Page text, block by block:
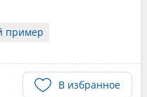
пример
В избранное